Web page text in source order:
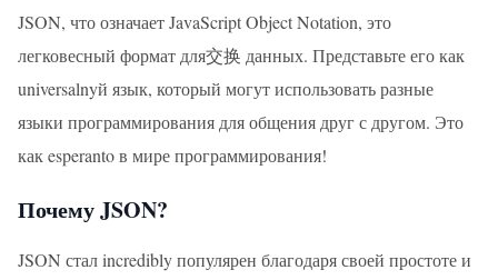
JSON, что означает JavaScript Object Notation, это
легковесный формат для交换 данных. Представьте его как
universalnyй язык, который могут использовать разные
языки программирования для общения друг с другом. Это
как esperanto в мире программирования!
Почему JSON?
JSON стал incredibly популярен благодаря своей простоте и